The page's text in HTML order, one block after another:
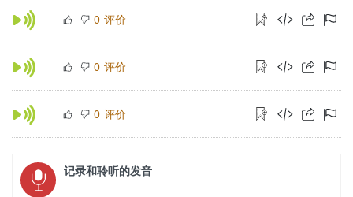
0 评价
0 评价
0 评价
记录和聆听的发音